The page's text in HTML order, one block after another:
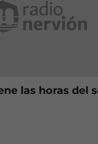
las horas del